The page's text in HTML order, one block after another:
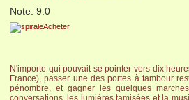
Note: 9.0
Acheter
N'importe qui pouvait se pointer vers dix
France), passer une des portes à tambour
pénombre, et gagner les quelques
conversations, les lumières tamisées et la